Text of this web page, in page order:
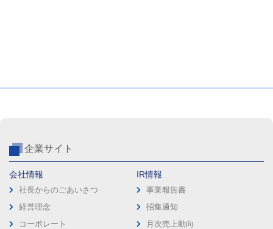
企業サイト
会社情報
社長からのごあいさつ
経営理念
コーポレート
IR情報
事業報告書
招集通知
月次売上動向